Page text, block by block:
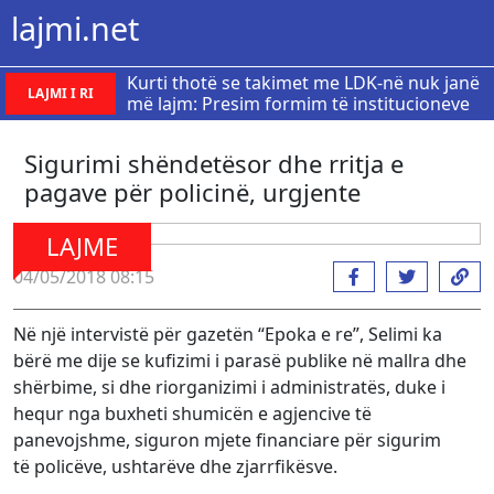
lajmi.net
LAJMI I RI
Kurti thotë se takimet me LDK-në nuk janë
më lajm: Presim formim të institucioneve
Sigurimi shëndetësor dhe rritja e
pagave për policinë, urgjente
LAJME
04/05/2018 08:15
Në një intervistë për gazetën “Epoka e re”, Selimi ka
bërë me dije se kufizimi i parasë publike në mallra dhe
shërbime, si dhe riorganizimi i administratës, duke i
hequr nga buxheti shumicën e agjencive të
panevojshme, siguron mjete financiare për sigurim
të policëve, ushtarëve dhe zjarrfikësve.